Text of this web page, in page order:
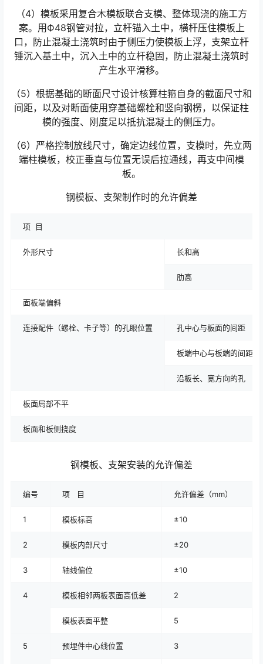
（4）模板采用复合木模板联合支模、整体现浇的施工方
案。用Ф48钢管对拉，立杆锚入土中，横杆压住模板上
口，防止混凝土浇筑时由于侧压力使模板上浮，支架立杆
锤沉入基土中，沉入土中的立杆稳固，防止混凝土浇筑时
产生水平滑移。
（5）根据基础的断面尺寸设计核算柱箍自身的截面尺寸和
间距，以及对断面使用穿基础螺栓和竖向钢楞，以保证柱
模的强度、刚度足以抵抗混凝土的侧压力。
（6）严格控制放线尺寸，确定边线位置，支模时，先立两
端柱模板，校正垂直与位置无误后拉通线，再支中间模
板。
钢模板、支架制作时的允许偏差
项 目
外形尺寸 长和高
肋高
面板端偏斜
连接配件（螺栓、卡子等）的孔眼位置 孔中心与板面的间距
板端中心与板端的间距
沿板长、宽方向的孔
板面局部不平
板面和板侧挠度
钢模板、支架安装的允许偏差
编号 项 目 允许偏差（mm）
1 模板标高 ±10
2 模板内部尺寸 ±20
3 轴线偏位 ±10
4 模板相邻两板表面高低差 2
模板表面平整 5
5 预埋件中心线位置 3